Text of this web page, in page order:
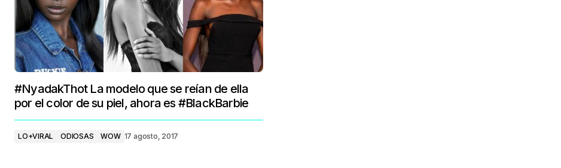
#NyadakThot La modelo que se reían de ella
por el color de su piel, ahora es #BlackBarbie
LO+VIRAL ODIOSAS WOW 17 agosto, 2017